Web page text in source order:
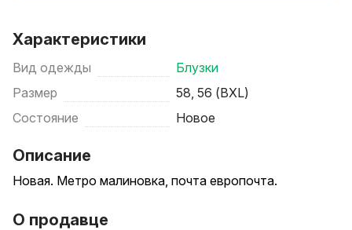
Характеристики
Вид одежды
Блузки
Размер
58, 56 (BXL)
Состояние
Новое
Описание
Новая. Метро малиновка, почта европочта.
О продавце